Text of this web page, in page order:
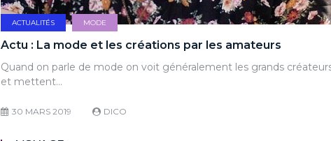
ACTUALITÉS MODE
Actu : La mode et les créations par les amateurs
Quand on parle de mode on voit généralement les grands
et mettent…
30 MARS 2019 DICO